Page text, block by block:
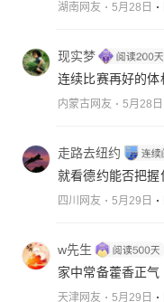
湖南网友 5月28日
现实梦
连续比赛再好的体
内蒙古网友 5月28日
走路去纽约
就看德约能否把握
四川网友 5月29日
w先生
家中常备藿香正气
天津网友 5月29日